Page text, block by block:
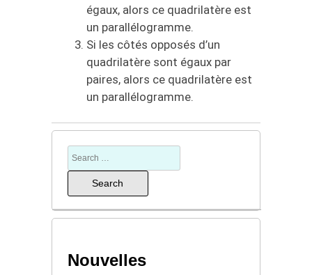
égaux, alors ce quadrilatère est
un parallélogramme.
Si les côtés opposés d’un
quadrilatère sont égaux par
paires, alors ce quadrilatère est
un parallélogramme.
Nouvelles